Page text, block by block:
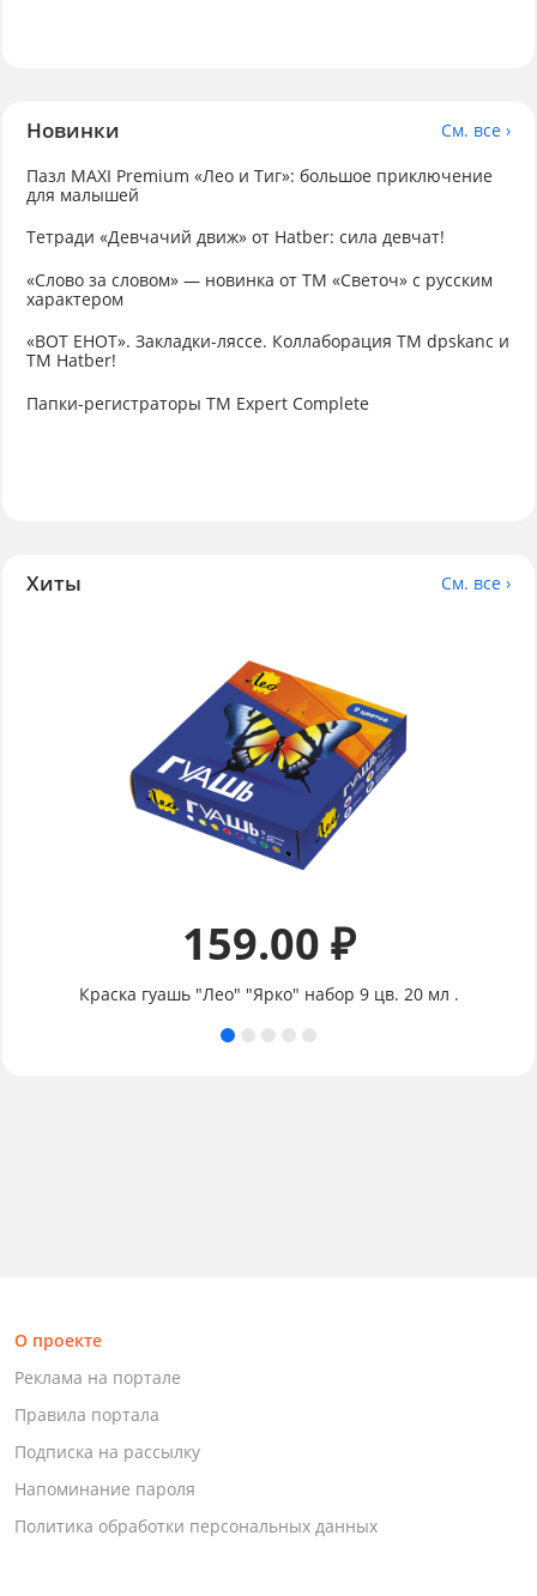
Новинки
См. все ›
Пазл MAXI Premium «Лео и Тиг»: большое приключение
для малышей
Тетради «Девчачий движ» от Hatber: сила девчат!
«Слово за словом» — новинка от ТМ «Светоч» с русским
характером
«ВОТ ЕНОТ». Закладки-ляссе. Коллаборация TM dpskanc и
ТМ Hatber!
Папки-регистраторы ТМ Expert Complete
Хиты См. все ›
159.00 ₽
Краска гуашь "Лео" "Ярко" набор 9 цв. 20 мл .
О проекте
Реклама на портале
Правила портала
Подписка на рассылку
Напоминание пароля
Политика обработки персональных данных